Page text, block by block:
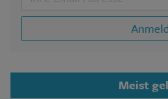
Meist